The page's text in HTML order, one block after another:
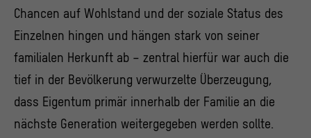
Chancen auf Wohlstand und der soziale Status des
Einzelnen hingen und hängen stark von seiner
familialen Herkunft ab – zentral hierfür war auch die
tief in der Bevölkerung verwurzelte Überzeugung,
dass Eigentum primär innerhalb der Familie an die
nächste Generation weitergegeben werden sollte.